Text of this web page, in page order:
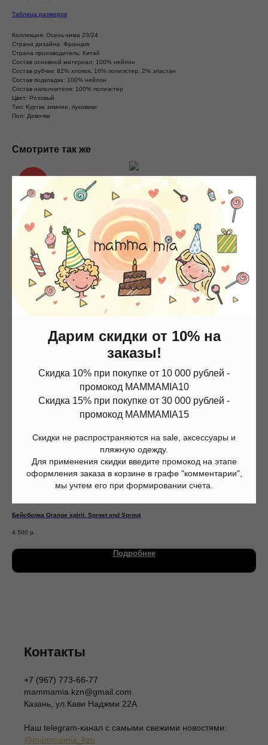
Таблица размеров
Коллекция: Осень-зима 23/24
Страна дизайна: Франция
Страна производитель: Китай
Состав основной материал: 100% нейлон
Состав рубчик: 82% хлопок, 16% полиэстер, 2% эластан
Состав подкладка: 100% нейлон
Состав наполнителя: 100% полиэстер
Цвет: Розовый
Тип: Куртки зимние, пуховики
Пол: Девочки
Смотрите так же
Бейсболка Orange spirit, Sproet and Sprout
4 500 р.
Подробнее
Дарим скидки от 10% на
заказы!
Скидка 10% при покупке от 10 000 рублей -
промокод MAMMAMIA10
Скидка 15% при покупке от 30 000 рублей -
промокод MAMMAMIA15
Скидки не распространяются на sale, аксессуары и
пляжную одежду.
Для применения скидки введите промокод на этапе
оформления заказа в корзине в графе "комментарии",
мы учтем его при формировании счета.
Контакты
+7 (967) 773-66-77
mammamia.kzn@gmail.com
Казань, ул.Кави Наджми 22А
Наш telegram-канал c самыми свежими новостями:
@mammamia_kzn
Мальчики
Подарочная карта
Контакты
Sale
Согласие на публикацию отзывов
ИНН 166003379276
420111, Казань, ул.Кави Наджми 22А